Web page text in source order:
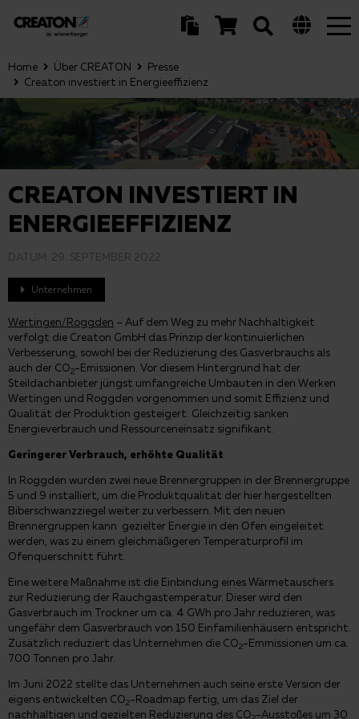
Home Über CREATON
Presse
Creaton investiert in Energieeffizienz
CREATON INVESTIERT IN
ENERGIEEFFIZIENZ
DATUM: 29. SEPTEMBER 2022
Unternehmen
Wertingen/Roggden – Auf dem Weg zu mehr Nachhaltigkeit
verfolgt die Creaton GmbH das Prinzip der kontinuierlichen
Verbesserung, sowohl bei der Reduzierung des Gasverbrauchs als
auch der CO2-Emissionen. Vor diesem Hintergrund hat der
Steildachanbieter jüngst umfangreiche Umbauten in den Werken
Wertingen und Roggden vorgenommen und somit Effizienz und
Qualität der Produktion gesteigert. Gleichzeitig sanken
Energieverbrauch und Ressourceneinsatz signifikant.
Geringerer Verbrauch, erhöhte Qualität
In Roggden wurden zwei neue Brennergruppen in der Brennergruppe
5 und 9 installiert, um die Produktqualität der hier hergestellten
Biberschwanzziegel weiter zu verbessern. Mit den neuen
Brennergruppen kann gezielter Energie in den Ofen eingeleitet
werden, was zu einem gleichmäßigeren Temperaturprofil im
Ofenquerschnitt führt.
Eine weitere Maßnahme ist die Einbindung eines Wärmetauschers
zur Reduzierung der Rauchgastemperatur. Dieser wird den
Gasverbrauch im Trockner um ca. 4 GWh pro Jahr reduzieren, was
ungefähr dem Gasverbrauch von 150 Einfamilienhäusern entspricht.
Zusätzlich reduziert das Unternehmen die CO2-Emmissionen um ca.
700 Tonnen pro Jahr.
Im Juni 2022 stellte das Unternehmen auch seine erste Version der
eigens entwickelten CO2-Roadmap fertig, um das Ziel der
nachhaltigen und gezielten Reduzierung des CO -Ausstoßes um 30